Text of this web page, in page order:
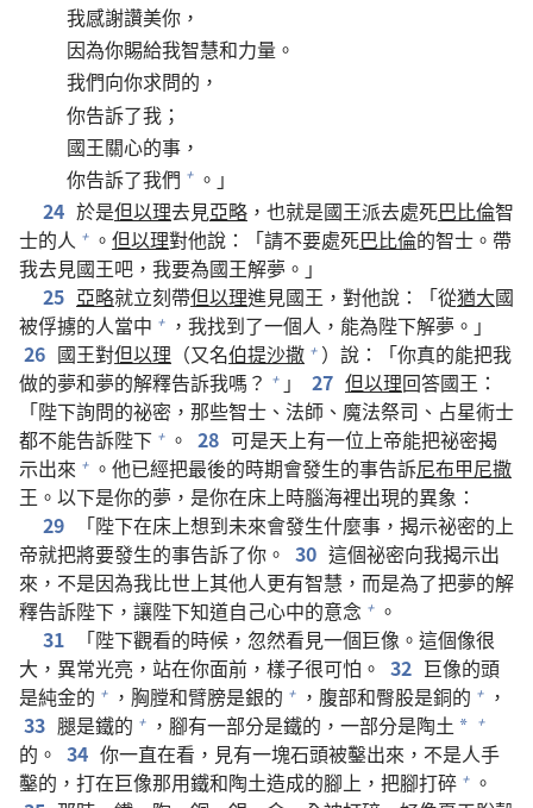
我感謝讚美你，
因為你賜給我智慧和力量。
我們向你求問的，
你告訴了我；
國王關心的事，
你告訴了我們 + 。」
24 於是但以理去見亞略 ，也就是國王派去處死巴比倫智
士的人 + 。 但以理對他說：「請不要處死巴比倫的智士。帶
我去見國王吧，我要為國王解夢。」
25 亞略就立刻帶但以理進見國王，對他說：「從猶大國
被俘擄的人當中 +
，我找到了一個人，能為陛下解夢。」
26 國王對但以理 （又名伯提沙撒 + ）說：「你真的能把我
做的夢和夢的解釋告訴我嗎？ + 」 27 但以理回答國王：
「陛下詢問的祕密，那些智士、法師、魔法祭司、占星術士
都不能告訴陛下 + 。 28 可是天上有一位上帝能把祕密揭
示出來 + 。他已經把最後的時期會發生的事告訴尼布甲尼撒
王。以下是你的夢，是你在床上時腦海裡出現的異象：
29
「陛下在床上想到未來會發生什麼事，揭示祕密的上
帝就把將要發生的事告訴了你。 30 這個祕密向我揭示出
來，不是因為我比世上其他人更有智慧，而是為了把夢的解
釋告訴陛下，讓陛下知道自己心中的意念 + 。
31
「陛下觀看的時候，忽然看見一個巨像。這個像很
大，異常光亮，站在你面前，樣子很可怕。 32 巨像的頭
是純金的 + ，胸膛和臂膀是銀的 + ，腹部和臀股是銅的 +
，
33 腿是鐵的 + ，腳有一部分是鐵的，一部分是陶土 * +
的。 34 你一直在看，見有一塊石頭被鑿出來，不是人手
鑿的，打在巨像那用鐵和陶土造成的腳上，把腳打碎 + 。